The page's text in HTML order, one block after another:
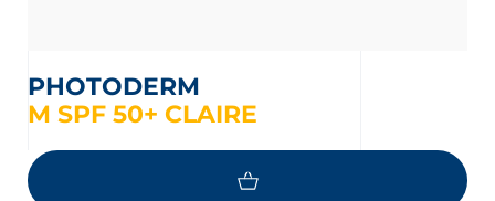
PHOTODERM
M SPF 50+ CLAIRE